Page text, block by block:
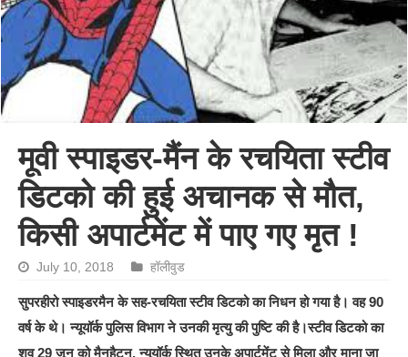
मूवी स्पाइडर-मैंन के रचयिता स्टीव
डिटको की हुई अचानक से मौत,
किसी अपार्टमेंट में पाए गए मृत !
July 10, 2018 हॉलीवुड
सुपरहीरो स्पाइडरमैन के सह-रचयिता स्टीव डिटको का निधन हो गया है। वह 90
वर्ष के थे। न्यूयॉर्क पुलिस विभाग ने उनकी मृत्यु की पुष्टि की है।स्टीव डिटको का
शव 29 जून को मैनहैटन, न्यूयॉर्क स्थित उनके अपार्टमेंट से मिला और माना जा